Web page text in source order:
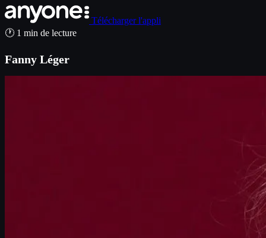
Télécharger l'appli
🕐 1 min de lecture
Fanny Léger